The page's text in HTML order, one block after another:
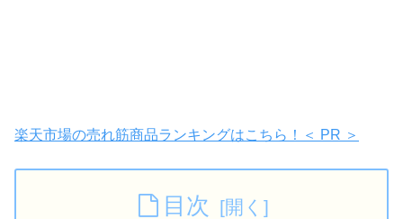
楽天市場の売れ筋商品ランキングはこちら！＜ PR ＞
目次